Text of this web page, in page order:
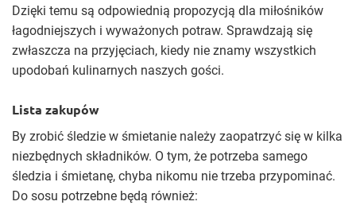
Dzięki temu są odpowiednią propozycją dla miłośników
łagodniejszych i wyważonych potraw. Sprawdzają się
zwłaszcza na przyjęciach, kiedy nie znamy wszystkich
upodobań kulinarnych naszych gości.
Lista zakupów
By zrobić śledzie w śmietanie należy zaopatrzyć się w kilka
niezbędnych składników. O tym, że potrzeba samego
śledzia i śmietanę, chyba nikomu nie trzeba przypominać.
Do sosu potrzebne będą również: